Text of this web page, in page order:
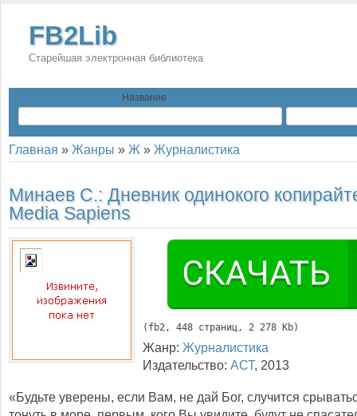
FB2Lib
Старейшая электронная библиотека
Название
Главная » Жанры » Ж » Журналистика
Минаев С.: Дневник одинокого
Media Sapiens
( fb2, 448 страниц, 2 278 Kb)
Жанр: Журналистика
Издательство: АСТ, 2013
«Будьте уверены, если Вам, не дай Бог, случится